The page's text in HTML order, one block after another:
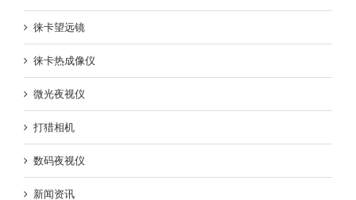
徕卡望远镜
徕卡热成像仪
微光夜视仪
打猎相机
数码夜视仪
新闻资讯